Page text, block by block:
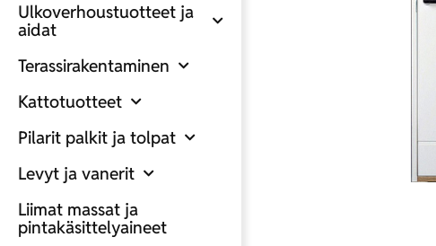
Ulkoverhoustuotteet ja
aidat
Terassirakentaminen
Kattotuotteet
Pilarit palkit ja tolpat
Levyt ja vanerit
Liimat massat ja
pintakäsittelyaineet